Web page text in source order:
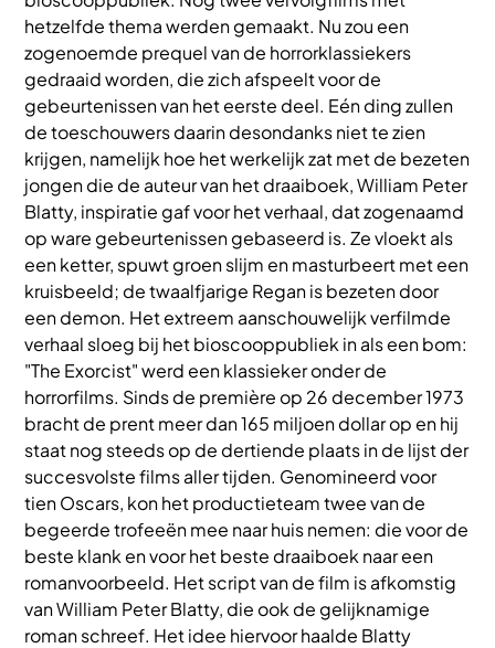
hetzelfde thema werden gemaakt. Nu zou een
zogenoemde prequel van de horrorklassiekers
gedraaid worden, die zich afspeelt voor de
gebeurtenissen van het eerste deel. Eén ding zullen
de toeschouwers daarin desondanks niet te zien
krijgen, namelijk hoe het werkelijk zat met de bezeten
jongen die de auteur van het draaiboek, William Peter
Blatty, inspiratie gaf voor het verhaal, dat zogenaamd
op ware gebeurtenissen gebaseerd is. Ze vloekt als
een ketter, spuwt groen slijm en masturbeert met een
kruisbeeld; de twaalfjarige Regan is bezeten door
een demon. Het extreem aanschouwelijk verfilmde
verhaal sloeg bij het bioscooppubliek in als een bom:
"The Exorcist" werd een klassieker onder de
horrorfilms. Sinds de première op 26 december 1973
bracht de prent meer dan 165 miljoen dollar op en hij
staat nog steeds op de dertiende plaats in de lijst der
succesvolste films aller tijden. Genomineerd voor
tien Oscars, kon het productieteam twee van de
begeerde trofeeën mee naar huis nemen: die voor de
beste klank en voor het beste draaiboek naar een
romanvoorbeeld. Het script van de film is afkomstig
van William Peter Blatty, die ook de gelijknamige
roman schreef. Het idee hiervoor haalde Blatty